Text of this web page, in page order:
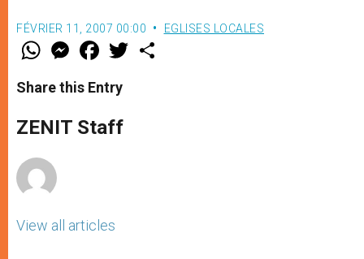
FÉVRIER 11, 2007 00:00 EGLISES LOCALES
W
t
s
p
p
M
e
s
e
g
e
F
a
e
b
o
k
w
Share this Entry
ZENIT Staff
View all articles